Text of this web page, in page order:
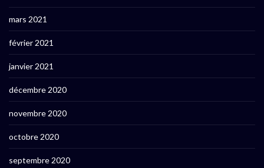
mars 2021
février 2021
janvier 2021
décembre 2020
novembre 2020
octobre 2020
septembre 2020